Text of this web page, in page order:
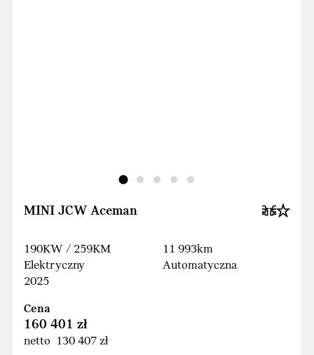
MINI JCW Aceman
190KW / 259KM
Elektryczny
2025
11 993km
Automatyczna
Cena
160 401 zł
netto 130 407 zł